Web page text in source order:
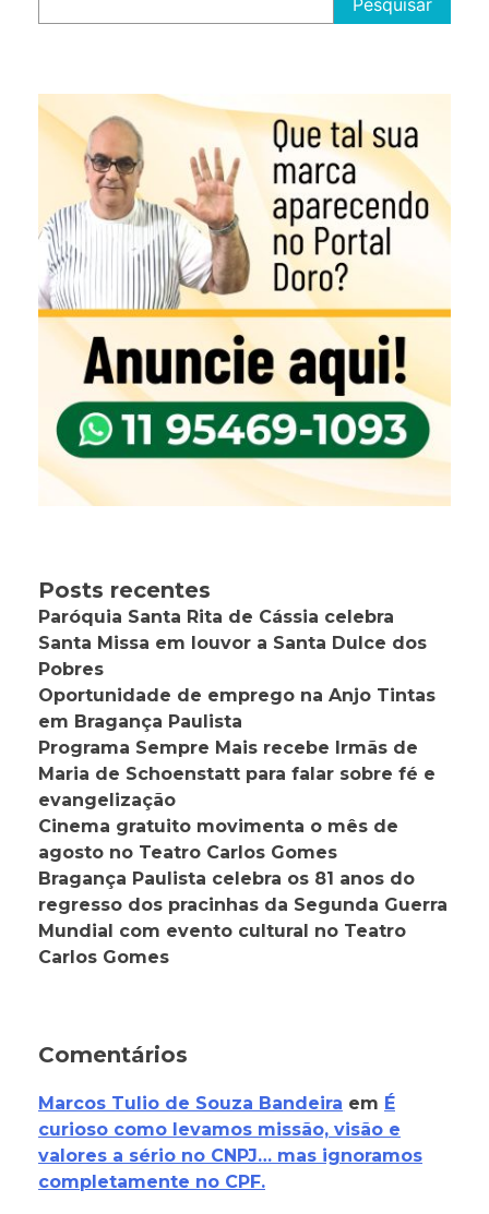
Posts recentes
Paróquia Santa Rita de Cássia celebra
Santa Missa em louvor a Santa Dulce dos
Pobres
Oportunidade de emprego na Anjo Tintas
em Bragança Paulista
Programa Sempre Mais recebe Irmãs de
Maria de Schoenstatt para falar sobre fé e
evangelização
Cinema gratuito movimenta o mês de
agosto no Teatro Carlos Gomes
Bragança Paulista celebra os 81 anos do
regresso dos pracinhas da Segunda Guerra
Mundial com evento cultural no Teatro
Carlos Gomes
Comentários
Marcos Tulio de Souza Bandeira em É
curioso como levamos missão, visão e
valores a sério no CNPJ… mas ignoramos
completamente no CPF.